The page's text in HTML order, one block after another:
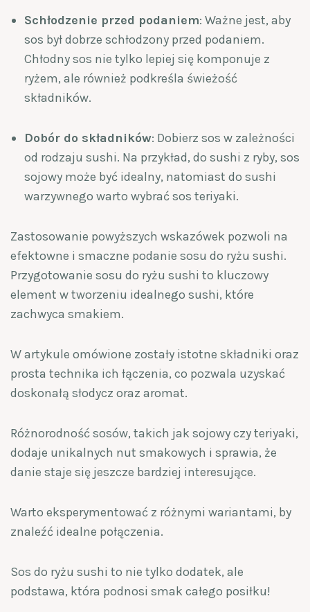
Schłodzenie przed podaniem: Ważne jest, aby
sos był dobrze schłodzony przed podaniem.
Chłodny sos nie tylko lepiej się komponuje z
ryżem, ale również podkreśla świeżość
składników.
Dobór do składników: Dobierz sos w zależności
od rodzaju sushi. Na przykład, do sushi z ryby, sos
sojowy może być idealny, natomiast do sushi
warzywnego warto wybrać sos teriyaki.
Zastosowanie powyższych wskazówek pozwoli na
efektowne i smaczne podanie sosu do ryżu sushi.
Przygotowanie sosu do ryżu sushi to kluczowy
element w tworzeniu idealnego sushi, które
zachwyca smakiem.
W artykule omówione zostały istotne składniki oraz
prosta technika ich łączenia, co pozwala uzyskać
doskonałą słodycz oraz aromat.
Różnorodność sosów, takich jak sojowy czy teriyaki,
dodaje unikalnych nut smakowych i sprawia, że
danie staje się jeszcze bardziej interesujące.
Warto eksperymentować z różnymi wariantami, by
znaleźć idealne połączenia.
Sos do ryżu sushi to nie tylko dodatek, ale
podstawa, która podnosi smak całego posiłku!